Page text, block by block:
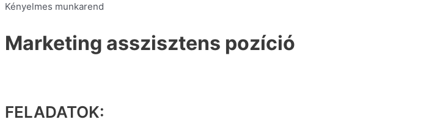
Kényelmes munkarend
Marketing asszisztens pozíció
FELADATOK: